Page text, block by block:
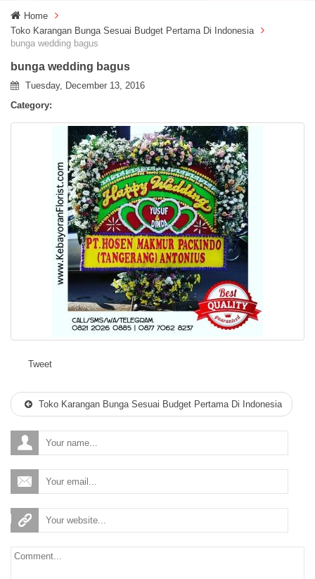
g
l
e
n
v
a
Home
Toko Karangan Bunga Sesuai Budget Pertama Di Indonesia
bunga wedding bagus
bunga wedding bagus
Tuesday, December 13, 2016
Category:
Tweet
Toko Karangan Bunga Sesuai Budget Pertama Di Indonesia